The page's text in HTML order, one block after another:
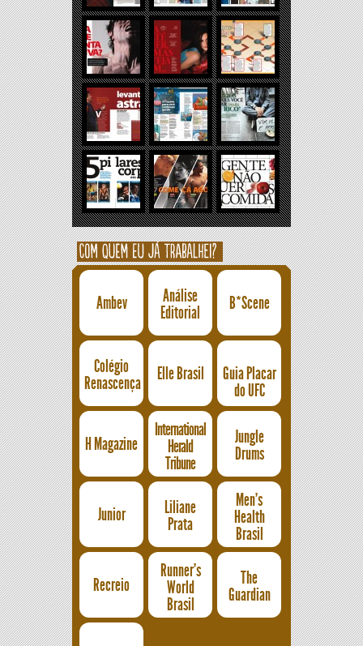
Ambev
Análise
Editorial
B*Scene
Colégio
Renascença
Elle Brasil
Guia Placar
do UFC
H Magazine
International
Herald
Tribune
Jungle
Drums
Junior
Liliane
Prata
Men's
Health
Brasil
Recreio
Runner's
World
Brasil
The
Guardian